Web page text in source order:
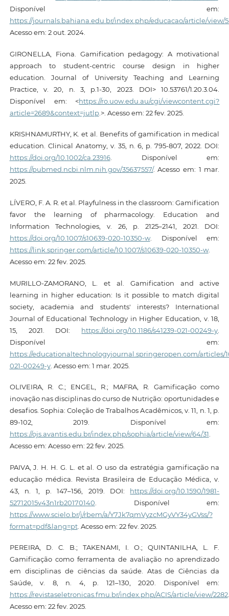
Disponível em:
https://journals.bahiana.edu.br/index.php/educacao/article/view/
Acesso em: 2 out. 2024.
GIRONELLA, Fiona. Gamification pedagogy: A motivational
approach to student-centric course design in higher
education. Journal of University Teaching and Learning
Practice, v. 20, n. 3, p.1-30, 2023. DOI> 10.53761/1.20.3.04.
Disponível em: <https://ro.uow.edu.au/cgi/viewcontent.cgi?
article=2689&context=jutlp.>. Acesso em: 22 fev. 2025.
KRISHNAMURTHY, K. et al. Benefits of gamification in medical
education. Clinical Anatomy, v. 35, n. 6, p. 795-807, 2022. DOI:
https://doi.org/10.1002/ca.23916. Disponível em:
https://pubmed.ncbi.nlm.nih.gov/35637557/. Acesso em: 1 mar.
2025.
LÍVERO, F. A. R. et al. Playfulness in the classroom: Gamification
favor the learning of pharmacology. Education and
Information Technologies, v. 26, p. 2125–2141, 2021. DOI:
https://doi.org/10.1007/s10639-020-10350-w. Disponível em:
https://link.springer.com/article/10.1007/s10639-020-10350-w.
Acesso em: 22 fev. 2025.
MURILLO-ZAMORANO, L. et al. Gamification and active
learning in higher education: Is it possible to match digital
society, academia and students' interests? International
Journal of Educational Technology in Higher Education, v. 18,
15, 2021. DOI: https://doi.org/10.1186/s41239-021-00249-y
Disponível em:
https://educationaltechnologyjournal.springeropen.com/articles/
021-00249-y. Acesso em: 1 mar. 2025.
OLIVEIRA, R. C.; ENGEL, R.; MAFRA, R. Gamificação como
inovação nas disciplinas do curso de Nutrição: oportunidades e
desafios. Sophia: Coleção de Trabalhos Acadêmicos, v. 11, n. 1, p.
89-102, 2019. Disponível em:
https://ojs.avantis.edu.br/index.php/sophia/article/view/64/31.
Acesso em: Acesso em: 22 fev. 2025.
PAIVA, J. H. H. G. L. et al. O uso da estratégia gamificação na
educação médica. Revista Brasileira de Educação Médica, v.
43, n. 1, p. 147–156, 2019. DOI: https://doi.org/10.1590/1981-
52712015v43n1rb20170140 . Disponível em:
https://www.scielo.br/j/rbem/a/Y7Jk7qmVyzcMGyVY34yGVss/?
format=pdf&lang=pt. Acesso em: 22 fev. 2025.
PEREIRA, D. C. B.; TAKENAMI, I. O.; QUINTANILHA, L. F.
Gamificação como ferramenta de avaliação no aprendizado
em disciplinas de ciências da saúde. Atas de Ciências da
Saúde, v. 8, n. 4, p. 121–130, 2020. Disponível em:
https://revistaseletronicas.fmu.br/index.php/ACIS/article/view/2282.
Acesso em: 22 fev. 2025.